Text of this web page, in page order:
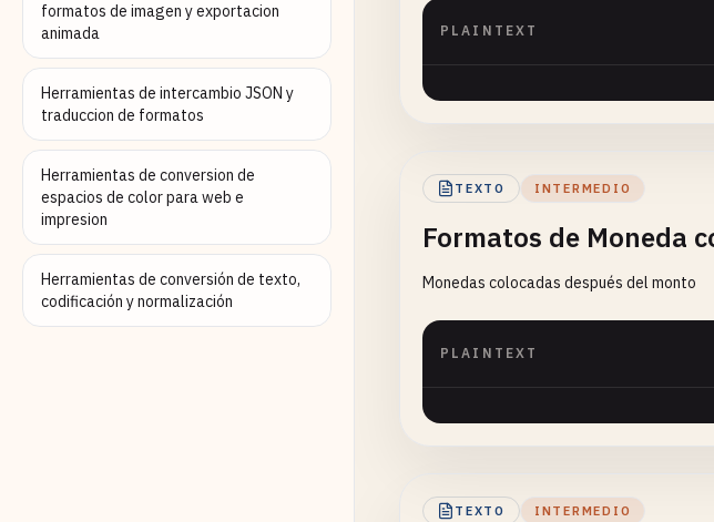
formatos de imagen y exportacion
animada
Herramientas de intercambio JSON y
traduccion de formatos
Herramientas de conversion de
espacios de color para web e
impresion
Herramientas de conversión de texto,
codificación y normalización
PLAINTEXT
TEXTO INTERMEDIO
Formatos de Moneda
Monedas colocadas después del monto
PLAINTEXT
TEXTO INTERMEDIO